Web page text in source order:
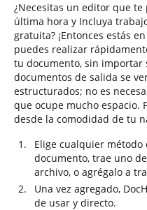
¿Necesitas un editor que
última hora y Incluya
gratuita? ¡Entonces estás
puedes realizar
tu documento, sin importar
documentos de salida se
estructurados; no es
que ocupe mucho espacio.
desde la comodidad de tu
Elige cualquier
documento, trae uno
archivo, o agrégalo a
Una vez agregado,
de usar y directo.